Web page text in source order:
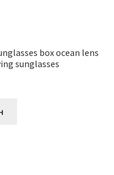
box ocean lens
sunglasses